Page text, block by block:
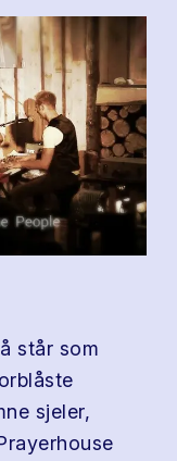
står som
sjeler,